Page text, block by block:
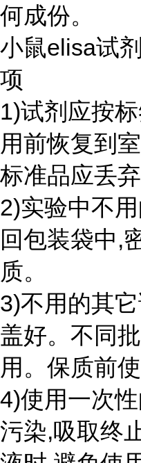
何成份。
小鼠elisa试
项
1)试剂应按
用前恢复到
标准品应丢
2)实验中不
回包装袋中,
质。
3)不用的其
盖好。不同
用。保质前使
4)使用一次
污染,吸取终